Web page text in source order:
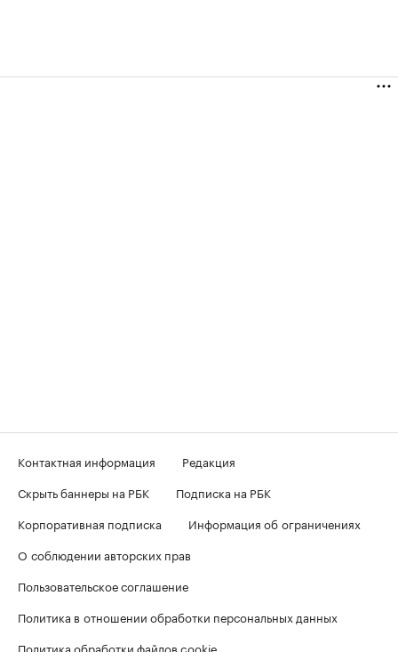
Контактная информация
Редакция
Скрыть баннеры на РБК
Подписка на РБК
Корпоративная подписка
Информация об ограничениях
О соблюдении авторских прав
Пользовательское соглашение
Политика в отношении обработки персональных данных
Политика обработки файлов cookie